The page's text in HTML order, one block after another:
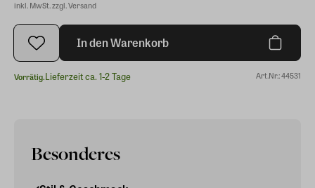
inkl. MwSt. zzgl. Versand
In den Warenkorb
Vorrätig.Lieferzeit ca. 1-2 Tage Art.Nr.: 44531
Besonderes